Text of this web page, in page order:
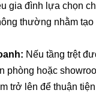
gia đình lựa chọn
thường nhằm tạo
Nếu tầng trệt
phòng hoặc
trở lên để thuận